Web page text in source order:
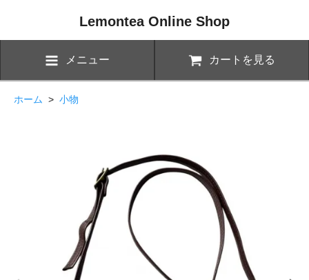
Lemontea Online Shop
メニュー カートを見る
ホーム > 小物